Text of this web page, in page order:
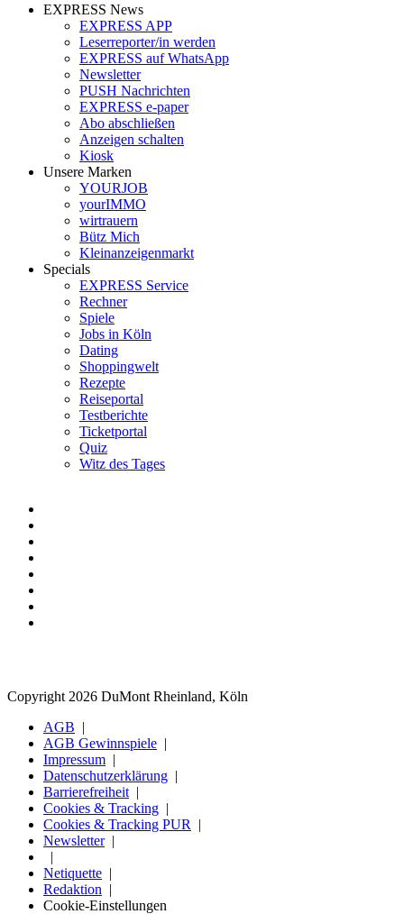
EXPRESS News
EXPRESS APP
Leserreporter/in werden
EXPRESS auf WhatsApp
Newsletter
PUSH Nachrichten
EXPRESS e-paper
Abo abschließen
Anzeigen schalten
Kiosk
Unsere Marken
YOURJOB
yourIMMO
wirtrauern
Bütz Mich
Kleinanzeigenmarkt
Specials
EXPRESS Service
Rechner
Spiele
Jobs in Köln
Dating
Shoppingwelt
Rezepte
Reiseportal
Testberichte
Ticketportal
Quiz
Witz des Tages
Copyright 2026 DuMont Rheinland, Köln
AGB
AGB Gewinnspiele
Impressum
Datenschutzerklärung
Barrierefreiheit
Cookies & Tracking
Cookies & Tracking PUR
Newsletter
Netiquette
Redaktion
Cookie-Einstellungen